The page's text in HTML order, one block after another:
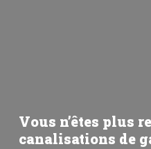
Vous n’êtes plus
canalisations de